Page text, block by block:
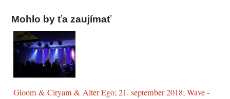
Mohlo by ťa zaujímať
Gloom & Ciryam & Alter Ego; 21. september 2018; Wave -